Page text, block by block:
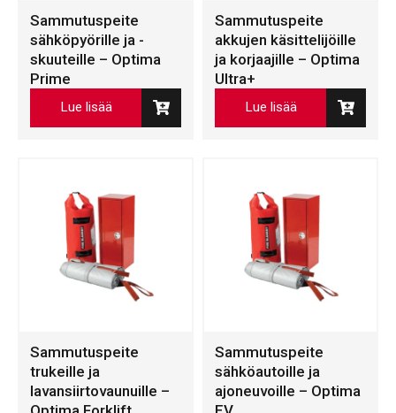
Sammutuspeite
sähköpyörille ja -
skuuteille – Optima
Prime
Lue lisää
Sammutuspeite
akkujen käsittelijöille
ja korjaajille – Optima
Ultra+
Lue lisää
Sammutuspeite
trukeille ja
lavansiirtovaunuille –
Sammutuspeite
sähköautoille ja
ajoneuvoille – Optima